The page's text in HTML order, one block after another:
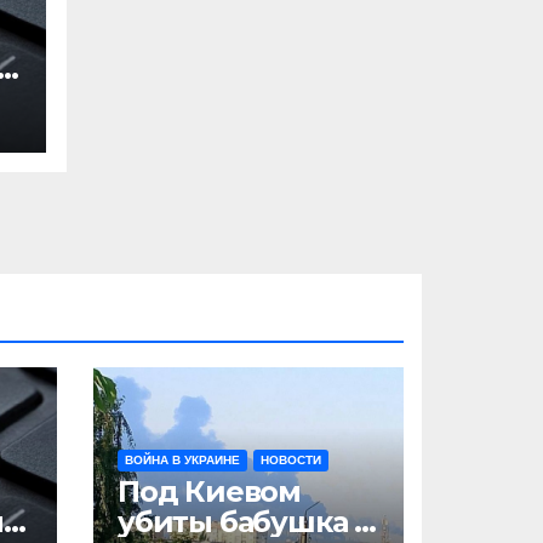
ВОЙНА В УКРАИНЕ НОВОСТИ
Под Киевом
убиты бабушка и